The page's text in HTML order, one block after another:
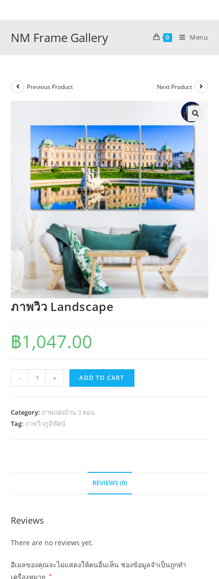
NM Frame Gallery 0 Menu
Previous Product Next Product
ภาพวิว Landscape
฿1,047.00
วิว
quantity
- + ADD TO CART
Category:ภาพแต่งบ้าน 3 ตอน
Tag:ภาพวิวภูมิทัศน์
REVIEWS (0)
Reviews
There are no reviews yet.
อีเมลของคุณจะไม่แสดงให้คนอื่นเห็น ช่องข้อมูลจำเป็นถูกทำ
เครื่องหมาย
*